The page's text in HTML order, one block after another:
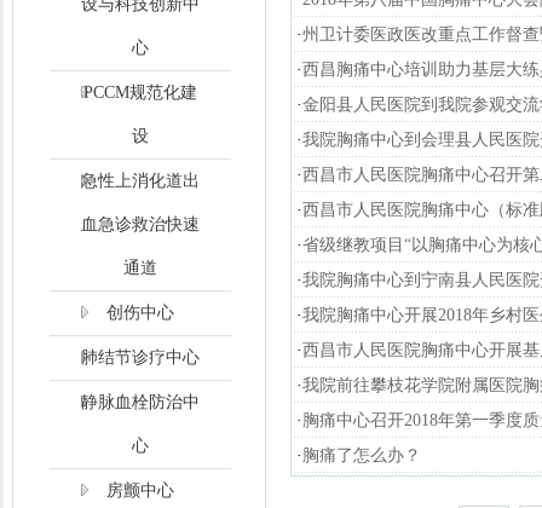
设与科技创新中
心
PCCM规范化建
设
急性上消化道出
血急诊救治快速
通道
创伤中心
肺结节诊疗中心
静脉血栓防治中
心
房颤中心
·州卫计委医政医改重点工作督
· 西昌胸痛中心培训助力基层大
·金阳县人民医院到我院参观交
·我院胸痛中心到会理县人民医
· 西昌市人民医院胸痛中心召开
· 西昌市人民医院胸痛中心（标
·省级继教项目“以胸痛中心为核
·我院胸痛中心到宁南县人民医
·我院胸痛中心开展2018年乡村
· 西昌市人民医院胸痛中心开展
·我院前往攀枝花学院附属医院
· 胸痛中心召开2018年第一季度
· 胸痛了怎么办？